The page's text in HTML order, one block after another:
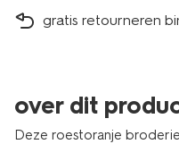
gratis retourneren
over dit
Deze roestoranje